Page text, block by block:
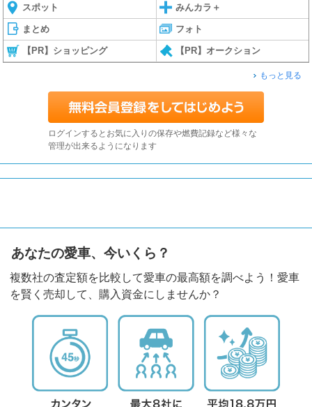
スポット みんカラ＋
まとめ フォト
【PR】ショッピング 【PR】オークション
もっと見る
ログインするとお気に入りの保存や燃費記録など様々な
管理が出来るようになります
あなたの愛車、今いくら？
複数社の査定額を比較して愛車の最高額を調べよう！愛車
を賢く売却して、購入資金にしませんか？